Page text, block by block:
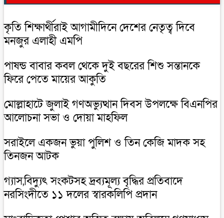
কৃতি শিক্ষার্থীরাই আগামীদিনে দেশের নেতৃত্ব দিবে
মনজুর এলাহী এমপি
পাষন্ড বাবার কবল থেকে দুই বছরের শিশু সন্তানকে
ফিরে পেতে মায়ের আকুতি
মোল্লাহাটে জুলাই গণঅভ্যুত্থান দিবস উপলক্ষে বিএনপির
আলোচনা সভা ও দোয়া মাহফিল
সরাইলে একজন ভুয়া পুলিশ ও তিন কেজি মাদক সহ
তিনজন আটক
গ্যাস,বিদ্যুৎ সংকটসহ দ্রব্যমূল্য বৃদ্ধির প্রতিবাদে
নরসিংদীতে ১১ দলের স্বারকলিপি প্রদান